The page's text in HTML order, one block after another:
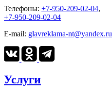
Телефоны: +7-950-209-02-04,
+7-950-209-02-04
E-mail: glavreklama-nt@yandex.ru
Услуги